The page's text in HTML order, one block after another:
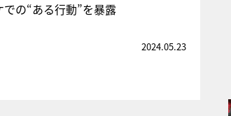
の“ある行動”を暴露
2024.05.23